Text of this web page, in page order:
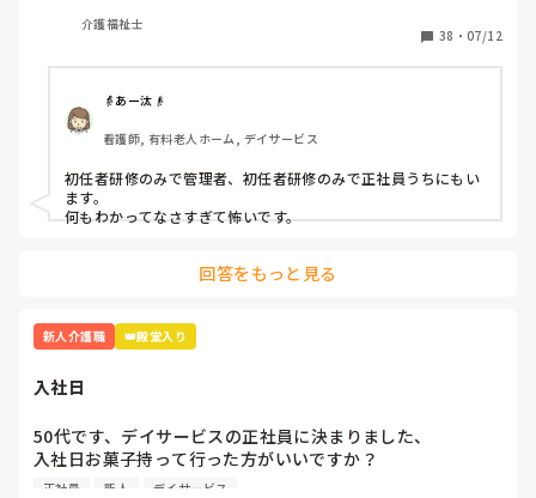
介護福祉士
38 ・ 07/12
👵あー汰👴
看護師, 有料老人ホーム, デイサービス
初任者研修のみで管理者、初任者研修のみで正社員うちにもい
ます。
何もわかってなさすぎて怖いです。
回答をもっと見る
新人介護職 👑殿堂入り
入社日
50代です、デイサービスの正社員に決まりました、
入社日お菓子持って行った方がいいですか？
介護職経験は、デイケア、グループホーム、などあります
正社員 新人 デイサービス